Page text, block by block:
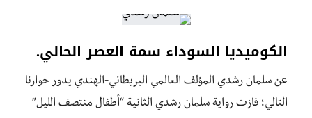
الكوميديا السوداء سمة العصر الحالي.
عن سلمان رشدي المؤلف العالمي البريطاني-الهندي يدور حوارنا
التالي؛ فازت رواية سلمان رشدي الثانية “أطفال منتصف الليل”